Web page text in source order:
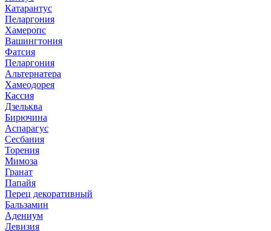
Катарантус
Пеларгония
Хамеропс
Вашингтония
Фатсия
Пеларгония
Альтернатера
Хамеодорея
Кассия
Дзельква
Бирючина
Аспарагус
Сесбания
Торения
Мимоза
Гранат
Папайя
Перец декоративный
Бальзамин
Адениум
Левизия